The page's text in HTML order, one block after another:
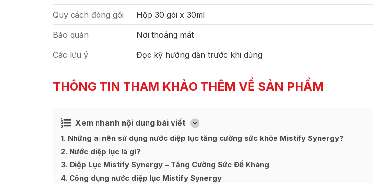
Quy cách đóng gói Hộp 30 gói x 30ml
Bảo quản Nơi thoáng mát
Các lưu ý Đọc kỹ hướng dẫn trước khi dùng
THÔNG TIN THAM KHẢO THÊM VỀ SẢN PHẨM
Xem nhanh nội dung bài viết [
Ẩn
1 Những ai nên sử dụng nước diệp lục tăng cường sức khỏe Mistify Synergy?
2 Nước diệp lục là gì?
3 Diệp Lục Mistify Synergy – Tăng Cường Sức Đề Kháng
4 Công dụng nước diệp lục Mistify Synergy